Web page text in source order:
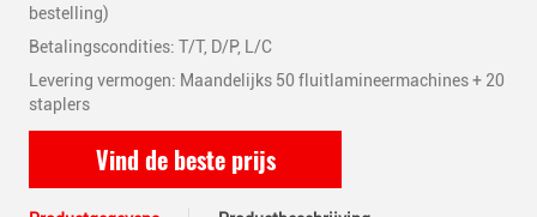
bestelling)
Betalingscondities: T/T, D/P, L/C
Levering vermogen: Maandelijks 50 fluitlamineermachines + 20
staplers
Vind de beste prijs